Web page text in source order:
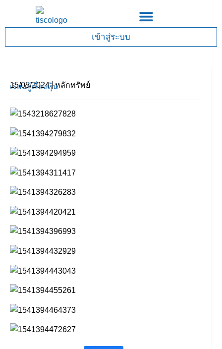
content
เข้าสู่ระบบ
15/05/2024 หลักทรัพย์
เรียนรู้เรื่องหุ้น